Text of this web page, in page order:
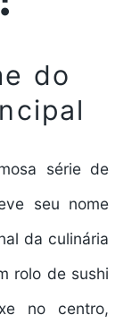
do
série de
seu nome
da culinária
rolo de sushi
no centro,